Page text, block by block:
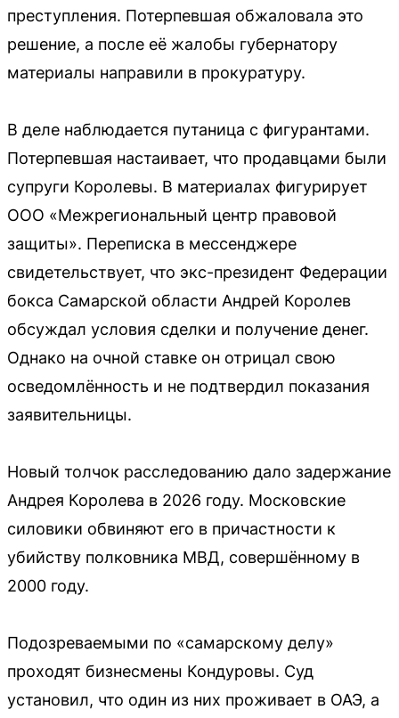
преступления. Потерпевшая обжаловала это
решение, а после её жалобы губернатору
материалы направили в прокуратуру.
В деле наблюдается путаница с фигурантами.
Потерпевшая настаивает, что продавцами были
супруги Королевы. В материалах фигурирует
ООО «Межрегиональный центр правовой
защиты». Переписка в мессенджере
свидетельствует, что экс-президент Федерации
бокса Самарской области Андрей Королев
обсуждал условия сделки и получение денег.
Однако на очной ставке он отрицал свою
осведомлённость и не подтвердил показания
заявительницы.
Новый толчок расследованию дало задержание
Андрея Королева в 2026 году. Московские
силовики обвиняют его в причастности к
убийству полковника МВД, совершённому в
2000 году.
Подозреваемыми по «самарскому делу»
проходят бизнесмены Кондуровы. Суд
установил, что один из них проживает в ОАЭ, а